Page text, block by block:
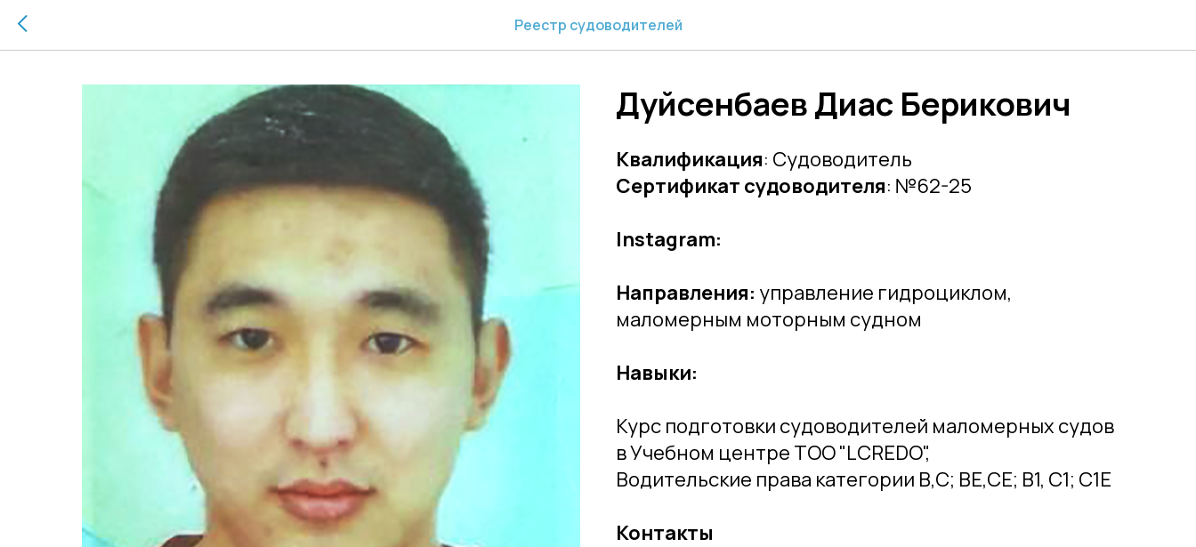
Реестр судоводителей
Дуйсенбаев Диас Берикович
Квалификация: Судоводитель
Сертификат судоводителя: №62-25
Instagram:
Направления: управление гидроциклом,
маломерным моторным судном
Навыки:
Курс подготовки судоводителей маломерных судов
в Учебном центре ТОО "LCREDO",
Водительские права категории В,С; ВЕ,СЕ; В1, С1; С1Е
Контакты